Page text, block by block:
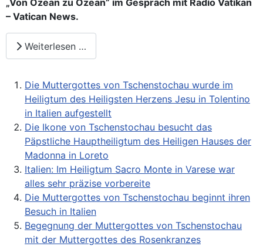
– Vatican News.
Weiterlesen …
Die Muttergottes von Tschenstochau wurde im
Heiligtum des Heiligsten Herzens Jesu in Tolentino
in Italien aufgestellt
Die Ikone von Tschenstochau besucht das
Päpstliche Hauptheiligtum des Heiligen Hauses der
Madonna in Loreto
Italien: Im Heiligtum Sacro Monte in Varese war
alles sehr präzise vorbereite
Die Muttergottes von Tschenstochau beginnt ihren
Besuch in Italien
Begegnung der Muttergottes von Tschenstochau
mit der Muttergottes des Rosenkranzes